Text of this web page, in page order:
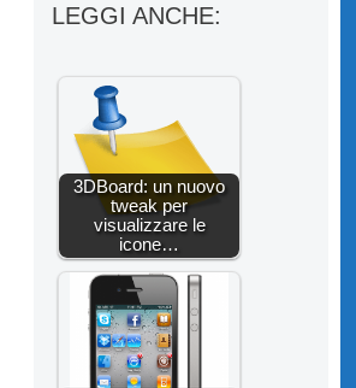
LEGGI ANCHE:
3DBoard: un nuovo
tweak per
visualizzare le
icone…